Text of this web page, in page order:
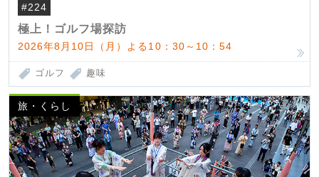
#224
極上！ゴルフ場探訪
2026年8月10日（月）よる10：30～10：54
ゴルフ 趣味
旅・くらし